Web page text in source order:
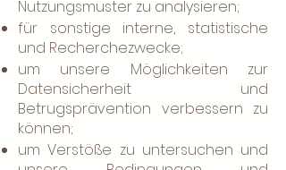
Nutzungsmuster zu analysieren;
für sonstige interne, statistische
und Recherchezwecke;
um unsere Möglichkeiten zur
Datensicherheit und
Betrugsprävention verbessern zu
können;
um Verstöße zu untersuchen und